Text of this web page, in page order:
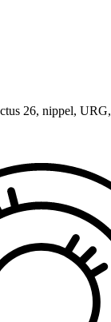
26, nippel,